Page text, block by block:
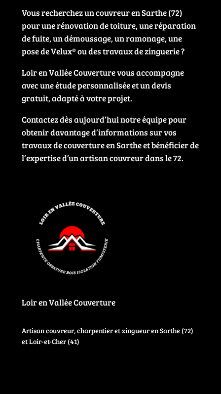
Vous recherchez un couvreur en Sarthe (72)
pour une rénovation de toiture, une réparation
de fuite, un démoussage, un ramonage, une
pose de Velux® ou des travaux de zinguerie ?
Loir en Vallée Couverture vous accompagne
avec une étude personnalisée et un devis
gratuit, adapté à votre projet.
Contactez dès aujourd’hui notre équipe pour
obtenir davantage d’informations sur vos
travaux de couverture en Sarthe et bénéficier de
l’expertise d’un artisan couvreur dans le 72.
Loir en Vallée Couverture
Artisan couvreur, charpentier et zingueur en Sarthe (72)
et Loir-et-Cher (41)